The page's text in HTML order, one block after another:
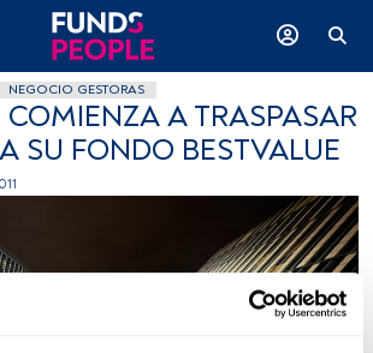
NEGOCIO GESTORAS
COMIENZA A TRASPASAR
SU FONDO BESTVALUE